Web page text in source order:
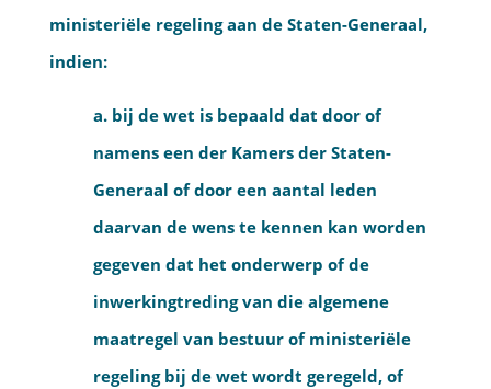
ministeriële regeling aan de Staten-Generaal,
indien:
a. bij de wet is bepaald dat door of
namens een der Kamers der Staten-
Generaal of door een aantal leden
daarvan de wens te kennen kan worden
gegeven dat het onderwerp of de
inwerkingtreding van die algemene
maatregel van bestuur of ministeriële
regeling bij de wet wordt geregeld, of